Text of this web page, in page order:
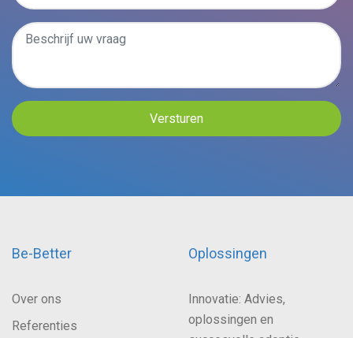
Be-Better
Over ons
Referenties
Oplossingen
Innovatie: Advies,
oplossingen en